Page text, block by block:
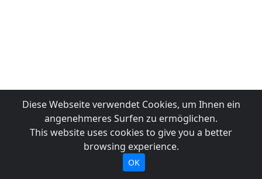
Diese Webseite verwendet Cookies, um Ihnen ein
angenehmeres Surfen zu ermöglichen.
This website uses cookies to give you a better
browsing experience.
OK